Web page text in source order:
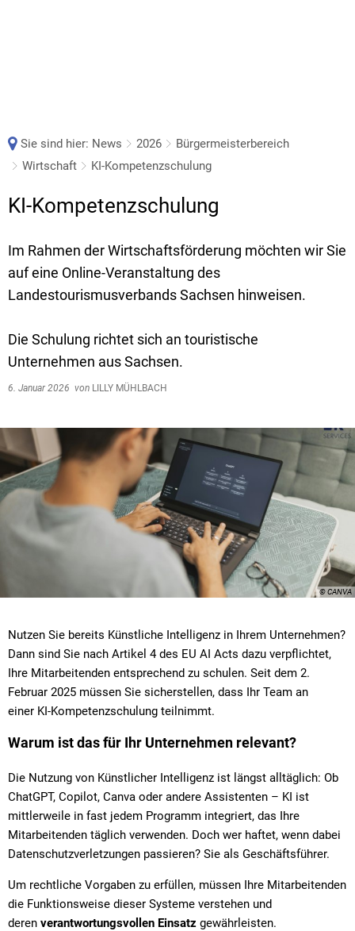
Sie sind hier: News 2026
Bürgermeisterbereich
Wirtschaft
KI-Kompetenzschulung
KI-Kompetenzschulung
Im Rahmen der Wirtschaftsförderung möchten wir Sie
auf eine Online-Veranstaltung des
Landestourismusverbands Sachsen hinweisen.
Die Schulung richtet sich an touristische
Unternehmen aus Sachsen.
6. Januar 2026 von LILLY MÜHLBACH
© CANVA
Nutzen Sie bereits Künstliche Intelligenz in Ihrem Unternehmen?
Dann sind Sie nach Artikel 4 des EU AI Acts dazu verpflichtet,
Ihre Mitarbeitenden entsprechend zu schulen. Seit dem 2.
Februar 2025 müssen Sie sicherstellen, dass Ihr Team an
einer KI-Kompetenzschulung teilnimmt.
Warum ist das für Ihr Unternehmen relevant?
Die Nutzung von Künstlicher Intelligenz ist längst alltäglich: Ob
ChatGPT, Copilot, Canva oder andere Assistenten – KI ist
mittlerweile in fast jedem Programm integriert, das Ihre
Mitarbeitenden täglich verwenden. Doch wer haftet, wenn dabei
Datenschutzverletzungen passieren? Sie als Geschäftsführer.
Um rechtliche Vorgaben zu erfüllen, müssen Ihre Mitarbeitenden
die Funktionsweise dieser Systeme verstehen und
deren verantwortungsvollen Einsatz gewährleisten.